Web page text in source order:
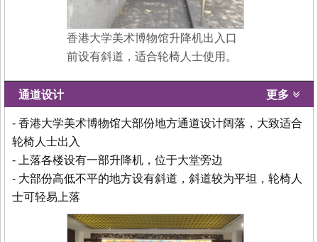
香港大学美术博物馆升降机出入口
前设有斜道，适合轮椅人士使用。
通道设计 更多
- 香港大学美术博物馆大部份地方通道设计阔落，大致适合
轮椅人士出入
- 上落各楼设有一部升降机，位于大堂旁边
- 大部份高低不平的地方设有斜道，斜道较为平坦，轮椅人
士可轻易上落